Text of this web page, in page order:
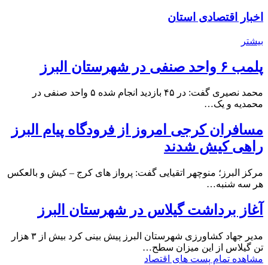
اخبار اقتصادی استان
بیشتر
پلمب ۶ واحد صنفی در شهرستان البرز
محمد نصیری گفت: در ۴۵ بازدید انجام شده ۵ واحد صنفی در
محمدیه و یک…
مسافران کرجی امروز از فرودگاه پیام البرز
راهی کیش شدند
مرکز البرز؛ منوچهر اتقیایی گفت: پرواز های کرج – کیش و بالعکس
هر سه شنبه…
آغاز برداشت گیلاس در شهرستان البرز
مدیر جهاد کشاورزی شهرستان البرز پیش بینی کرد بیش از ۳ هزار
تن گیلاس از این میزان سطح…
مشاهده تمام پست های اقتصاد